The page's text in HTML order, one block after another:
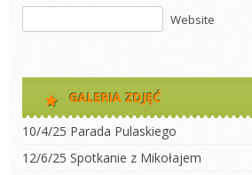
Website
GALERIA ZDJĘĆ
10/4/25 Parada Pulaskiego
12/6/25 Spotkanie z Mikołajem